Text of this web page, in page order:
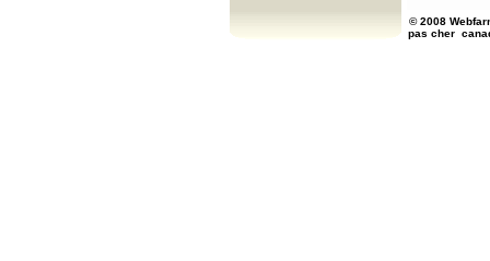
© 2008
pas cher